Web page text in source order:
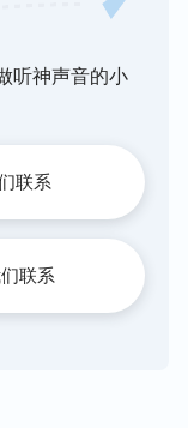
听神声音的小
联系
联系